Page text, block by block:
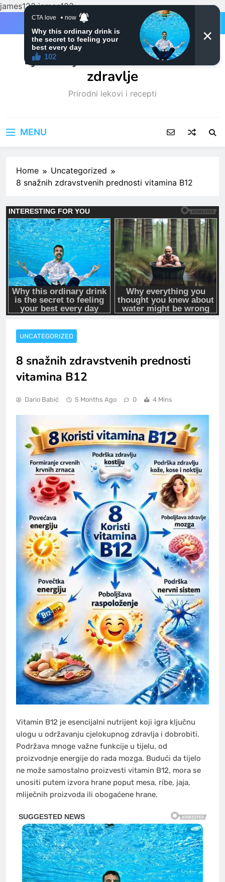
james123james123
Ljubitelji mačaka i Prirodno
zdravlje
Prirodni lekovi i recepti
MENU
Home
Uncategorized
8 snažnih zdravstvenih prednosti vitamina B12
UNCATEGORIZED
8 snažnih zdravstvenih prednosti
vitamina B12
Dario Babić 5 Months Ago 0 4 Mins
Vitamin B12 je esencijalni nutrijent koji igra ključnu
ulogu u održavanju cjelokupnog zdravlja i dobrobiti.
Podržava mnoge važne funkcije u tijelu, od
proizvodnje energije do rada mozga. Budući da tijelo
ne može samostalno proizvesti vitamin B12, mora se
unositi putem izvora hrane poput mesa, ribe, jaja,
mliječnih proizvoda ili obogaćene hrane.